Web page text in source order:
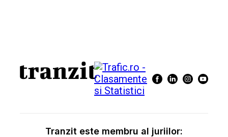
Tranzit este membru al juriilor: